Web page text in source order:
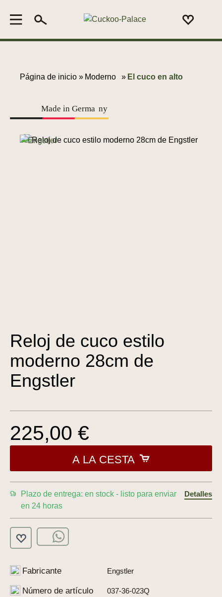
Página de inicio » Moderno » El cuco en alto
Made in Germa ny
Reloj de cuco estilo
moderno 28cm de
Engstler
225,00 €
A LA CESTA
Plazo de entrega: en stock - listo para enviar
en 24 horas
Detalles
Fabricante Engstler
Número de artículo 037-36-023Q